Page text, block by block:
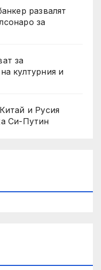
развалят
за
за
културния и
и Русия
Си-Путин